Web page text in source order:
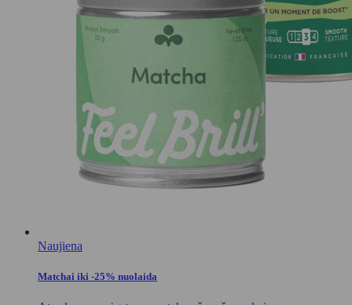
Naujiena
Matchai iki -25% nuolaida